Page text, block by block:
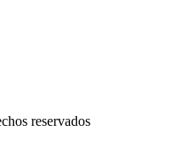
reservados